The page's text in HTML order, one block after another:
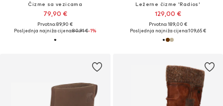
Čizme sa vezicama
79,90 €
Prvotno: 89,90 €
Posljednja najniža cijena:80,91 €-1%
Ležerne čizme 'Radios'
129,00 €
Prvotno: 189,00 €
Posljednja najniža cijena:109,65 €